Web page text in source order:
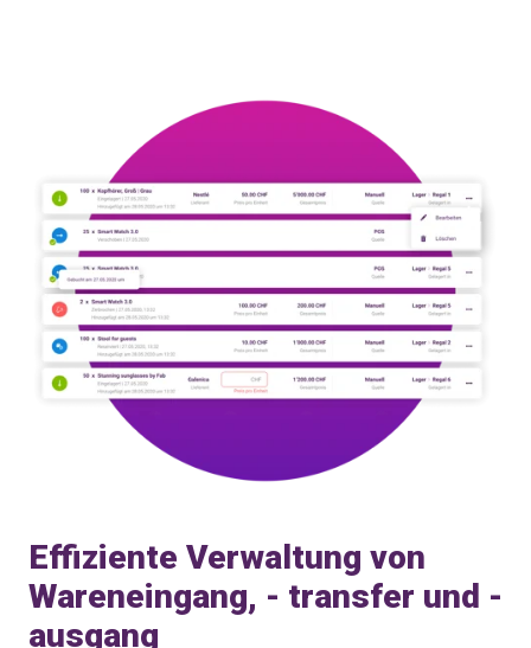
Effiziente Verwaltung von
Wareneingang, - transfer und -
ausgang